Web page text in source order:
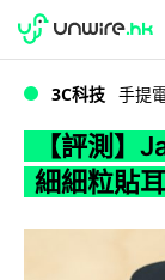
WWDC 2026
3C科技 手提
【評測】
細細粒貼